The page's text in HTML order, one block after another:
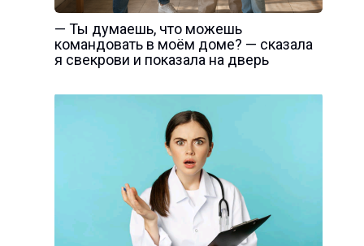
— Ты думаешь, что можешь
командовать в моём доме? — сказала
я свекрови и показала на дверь